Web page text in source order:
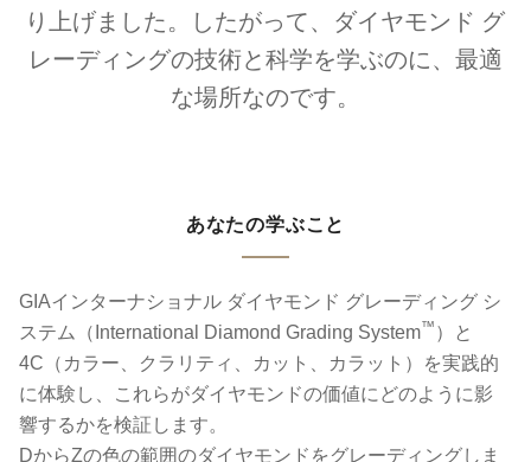
り上げました。したがって、ダイヤモンド グ
レーディングの技術と科学を学ぶのに、最適
な場所なのです。
あなたの学ぶこと
GIAインターナショナル ダイヤモンド グレーディング シ
ステム（International Diamond Grading System™ ）と
4C（カラー、クラリティ、カット、カラット）を実践的
に体験し、これらがダイヤモンドの価値にどのように影
響するかを検証します。
DからZの色の範囲のダイヤモンドをグレーディングしま